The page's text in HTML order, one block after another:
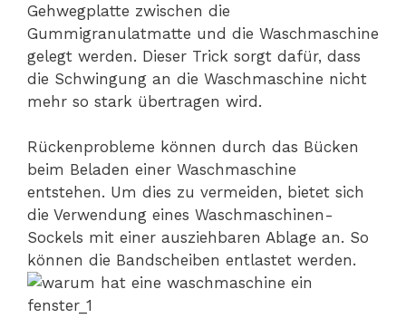
Gehwegplatte zwischen die
Gummigranulatmatte und die Waschmaschine
gelegt werden. Dieser Trick sorgt dafür, dass
die Schwingung an die Waschmaschine nicht
mehr so stark übertragen wird.
Rückenprobleme können durch das Bücken
beim Beladen einer Waschmaschine
entstehen. Um dies zu vermeiden, bietet sich
die Verwendung eines Waschmaschinen-
Sockels mit einer ausziehbaren Ablage an. So
können die Bandscheiben entlastet werden.